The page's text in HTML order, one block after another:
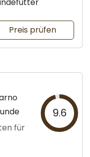
Preis prüfen
für
9.6